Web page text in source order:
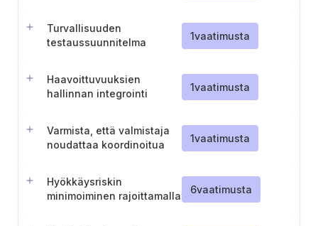
Turvallisuuden
testaussuunnitelma
1vaatimusta
Haavoittuvuuksien
hallinnan integrointi
1vaatimusta
Varmista, että valmistaja
noudattaa koordinoitua
1vaatimusta
Hyökkäysriskin
minimoiminen rajoittamalla
6vaatimusta